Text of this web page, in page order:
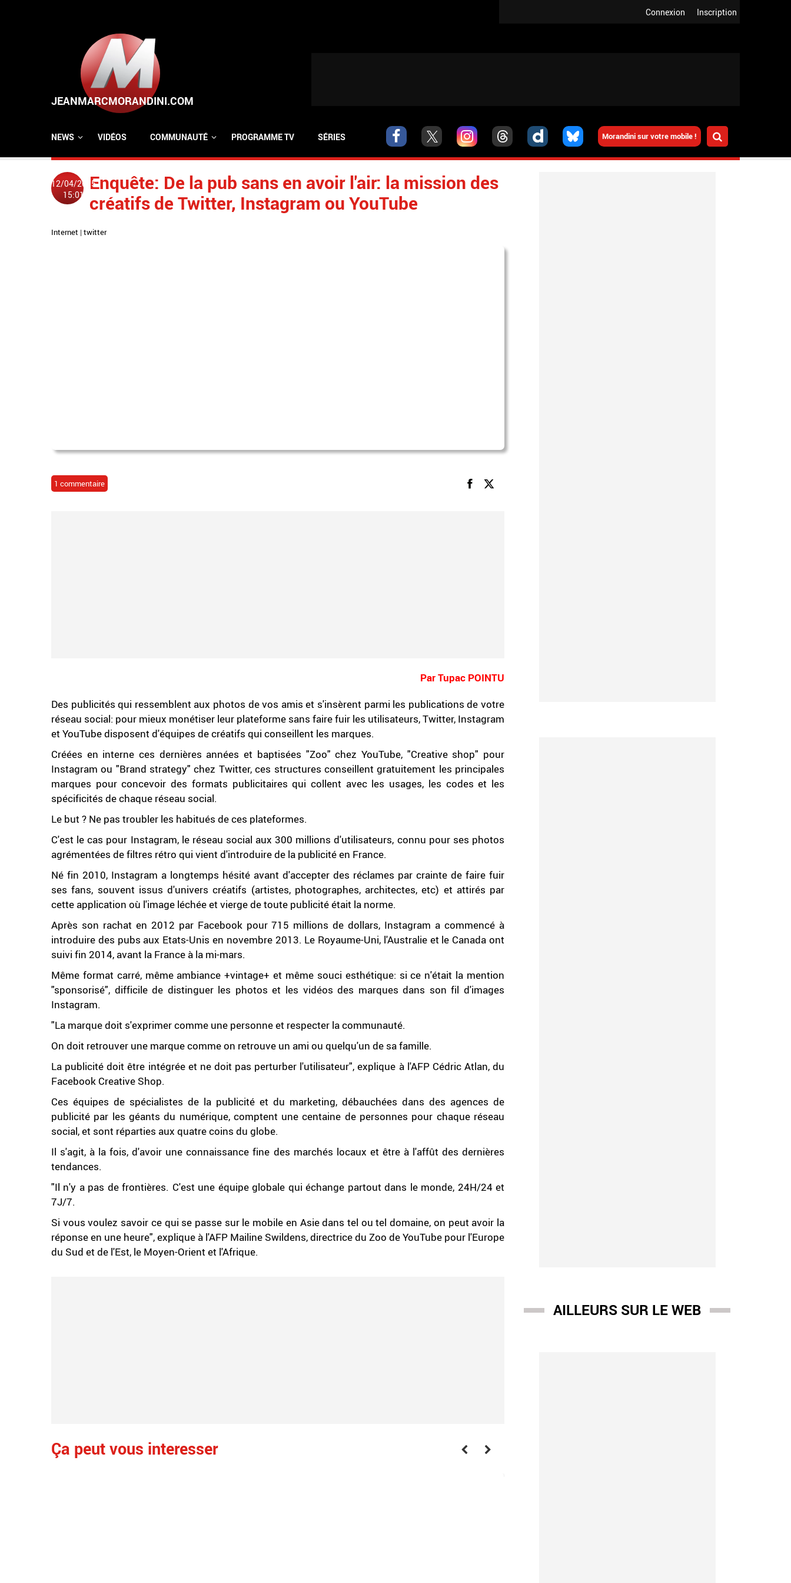
Inscription
Connexion
Morandini sur votre mobile !
NEWS VIDÉOS COMMUNAUTÉ PROGRAMME TV SÉRIES
12/04/2015
15:01
Enquête: De la pub sans en avoir l'air: la mission des
créatifs de Twitter, Instagram ou YouTube
Internet | twitter
1 commentaire
Par Tupac POINTU
Des publicités qui ressemblent aux photos de vos amis et s'insèrent parmi les publications de votre
réseau social: pour mieux monétiser leur plateforme sans faire fuir les utilisateurs, Twitter, Instagram
et YouTube disposent d'équipes de créatifs qui conseillent les marques.
Créées en interne ces dernières années et baptisées "Zoo" chez YouTube, "Creative shop" pour
Instagram ou "Brand strategy" chez Twitter, ces structures conseillent gratuitement les principales
marques pour concevoir des formats publicitaires qui collent avec les usages, les codes et les
spécificités de chaque réseau social.
Le but ? Ne pas troubler les habitués de ces plateformes.
C'est le cas pour Instagram, le réseau social aux 300 millions d'utilisateurs, connu pour ses photos
agrémentées de filtres rétro qui vient d'introduire de la publicité en France.
Né fin 2010, Instagram a longtemps hésité avant d'accepter des réclames par crainte de faire fuir
ses fans, souvent issus d'univers créatifs (artistes, photographes, architectes, etc) et attirés par
cette application où l'image léchée et vierge de toute publicité était la norme.
Après son rachat en 2012 par Facebook pour 715 millions de dollars, Instagram a commencé à
introduire des pubs aux Etats-Unis en novembre 2013. Le Royaume-Uni, l'Australie et le Canada ont
suivi fin 2014, avant la France à la mi-mars.
Même format carré, même ambiance +vintage+ et même souci esthétique: si ce n'était la mention
"sponsorisé", difficile de distinguer les photos et les vidéos des marques dans son fil d'images
Instagram.
"La marque doit s'exprimer comme une personne et respecter la communauté.
On doit retrouver une marque comme on retrouve un ami ou quelqu'un de sa famille.
La publicité doit être intégrée et ne doit pas perturber l'utilisateur", explique à l'AFP Cédric Atlan, du
Facebook Creative Shop.
Ces équipes de spécialistes de la publicité et du marketing, débauchées dans des agences de
publicité par les géants du numérique, comptent une centaine de personnes pour chaque réseau
social, et sont réparties aux quatre coins du globe.
Il s'agit, à la fois, d'avoir une connaissance fine des marchés locaux et être à l'affût des dernières
tendances.
"Il n'y a pas de frontières. C'est une équipe globale qui échange partout dans le monde, 24H/24 et
7J/7.
Si vous voulez savoir ce qui se passe sur le mobile en Asie dans tel ou tel domaine, on peut avoir la
réponse en une heure", explique à l'AFP Mailine Swildens, directrice du Zoo de YouTube pour l'Europe
du Sud et de l'Est, le Moyen-Orient et l'Afrique.
Ça peut vous interesser
AILLEURS SUR LE WEB